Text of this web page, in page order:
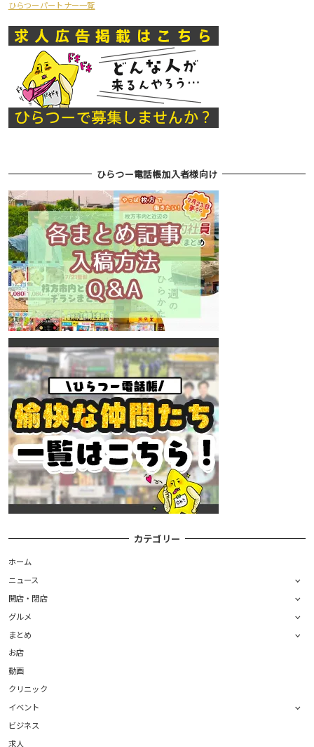
ひらつーパートナー一覧
ひらつー電話帳加入者様向け
カテゴリー
ホーム
ニュース
開店・閉店
グルメ
まとめ
お店
動画
クリニック
イベント
ビジネス
求人